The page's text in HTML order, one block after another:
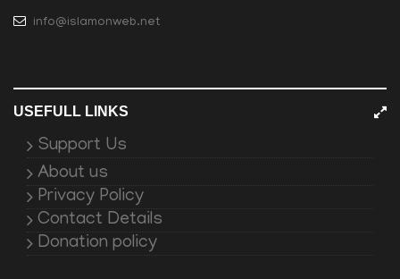
info@islamonweb.net
USEFULL LINKS
Support Us
About us
Privacy Policy
Contact Details
Donation policy